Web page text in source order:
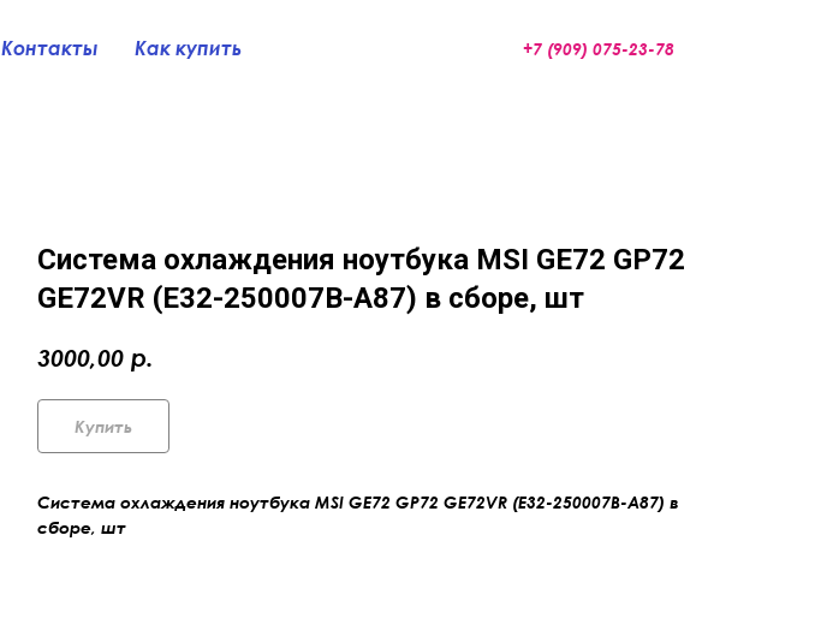
Контакты Как купить +7 (909) 075-23-78
Система охлаждения ноутбука MSI GE72 GP72
GE72VR (E32-250007B-A87) в сборе, шт
3000,00 р.
Купить
Система охлаждения ноутбука MSI GE72 GP72 GE72VR (E32-250007B-A87) в
сборе, шт